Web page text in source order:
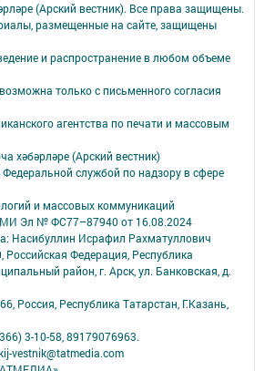
(Арский вестник). Все права защищены.
размещенные на сайте, защищены
и распространение в любом объеме
только с письменного согласия
агентства по печати и массовым
хәбәрләре (Арский вестник)
службой по надзору в сфере
и массовых коммуникаций
Эл № ФС77–87940 от 16.08.2024
Насибуллин Исрафил Рахматуллович
Российская Федерация, Республика
район, г. Арск, ул. Банковская, д.
Россия, Республика Татарстан, Г.Казань,
3-10-58, 89179076963.
vestnik@tatmedia.com